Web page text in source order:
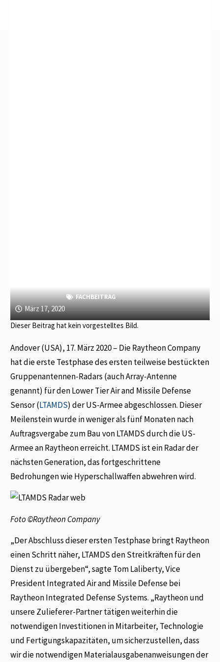
FACHBEITRAG
März 17, 2020
Dieser Beitrag hat kein vorgestelltes Bild.
Andover (USA), 17. März 2020 – Die Raytheon Company
hat die erste Testphase des ersten teilweise bestückten
Gruppenantennen-Radars (auch Array-Antenne
genannt) für den Lower Tier Air and Missile Defense
Sensor (LTAMDS) der US-Armee abgeschlossen. Dieser
Meilenstein wurde in weniger als fünf Monaten nach
Auftragsvergabe zum Bau von LTAMDS durch die US-
Armee an Raytheon erreicht. LTAMDS ist ein Radar der
nächsten Generation, das fortgeschrittene
Bedrohungen wie Hyperschallwaffen abwehren wird.
Foto ©Raytheon Company
„Der Abschluss dieser ersten Testphase bringt Raytheon
einen Schritt näher, LTAMDS den Streitkräften für den
Dienst zu übergeben“, sagte Tom Laliberty, Vice
President Integrated Air and Missile Defense bei
Raytheon Integrated Defense Systems. „Raytheon und
unsere Zulieferer-Partner tätigen weiterhin die
notwendigen Investitionen in Mitarbeiter, Technologie
und Fertigungskapazitäten, um sicherzustellen, dass
wir die notwendigen Materialausgabenanweisungen der